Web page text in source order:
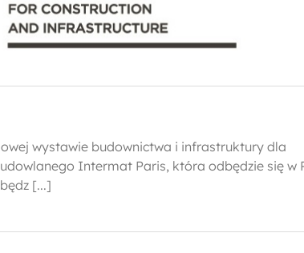
wystawie budownictwa i infrastruktury dla
Intermat Paris, która odbędzie się w
[...]